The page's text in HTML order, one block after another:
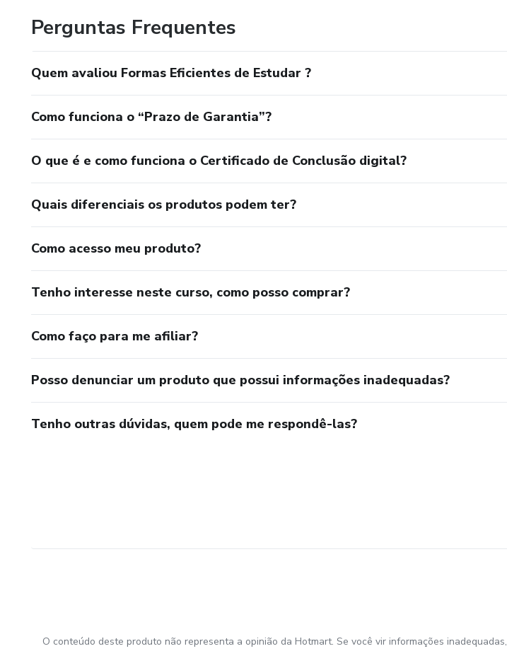
Perguntas Frequentes
Quem avaliou Formas Eficientes de Estudar ?
Como funciona o “Prazo de Garantia”?
O que é e como funciona o Certificado de Conclusão digital?
Quais diferenciais os produtos podem ter?
Como acesso meu produto?
Tenho interesse neste curso, como posso comprar?
Como faço para me afiliar?
Posso denunciar um produto que possui informações inadequadas?
Tenho outras dúvidas, quem pode me respondê-las?
O conteúdo deste produto não representa a opinião da Hotmart. Se você vir informações inadequadas,